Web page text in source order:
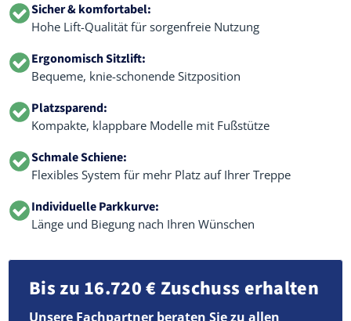
Sicher & komfortabel:
Hohe Lift-Qualität für sorgenfreie Nutzung
Ergonomisch Sitzlift:
Bequeme, knie-schonende Sitzposition
Platzsparend:
Kompakte, klappbare Modelle mit Fußstütze
Schmale Schiene:
Flexibles System für mehr Platz auf Ihrer Treppe
Individuelle Parkkurve:
Länge und Biegung nach Ihren Wünschen
Bis zu 16.720 € Zuschuss erhalten
Unsere Fachpartner beraten Sie zu allen